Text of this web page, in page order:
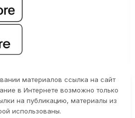
материалов ссылка на сайт
в Интернете возможно только
на публикацию, материалы из
использованы.